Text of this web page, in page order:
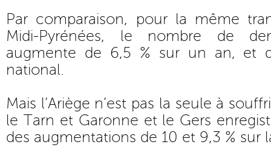
Par comparaison, pour la même
Midi-Pyrénées, le nombre de
augmente de 6,5 % sur un an, et
national.
Mais l’Ariège n’est pas la seule à
le Tarn et Garonne et le Gers
des augmentations de 10 et 9,3 % sur